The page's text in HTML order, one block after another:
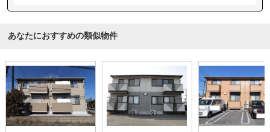
あなたにおすすめの類似物件